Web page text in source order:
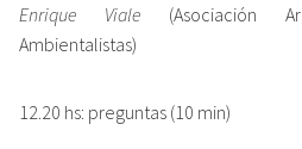
Enrique Viale (Asociación
Ambientalistas)
12.20 hs: preguntas (10 min)